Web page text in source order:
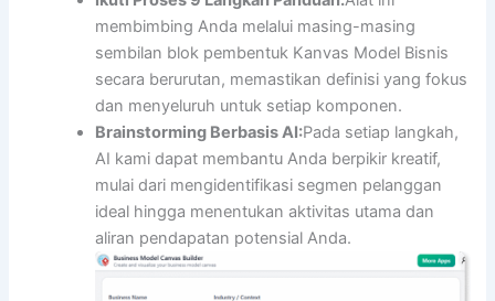
membimbing Anda melalui masing-masing
sembilan blok pembentuk Kanvas Model Bisnis
secara berurutan, memastikan definisi yang fokus
dan menyeluruh untuk setiap komponen.
Brainstorming Berbasis AI:Pada setiap langkah,
AI kami dapat membantu Anda berpikir kreatif,
mulai dari mengidentifikasi segmen pelanggan
ideal hingga menentukan aktivitas utama dan
aliran pendapatan potensial Anda.